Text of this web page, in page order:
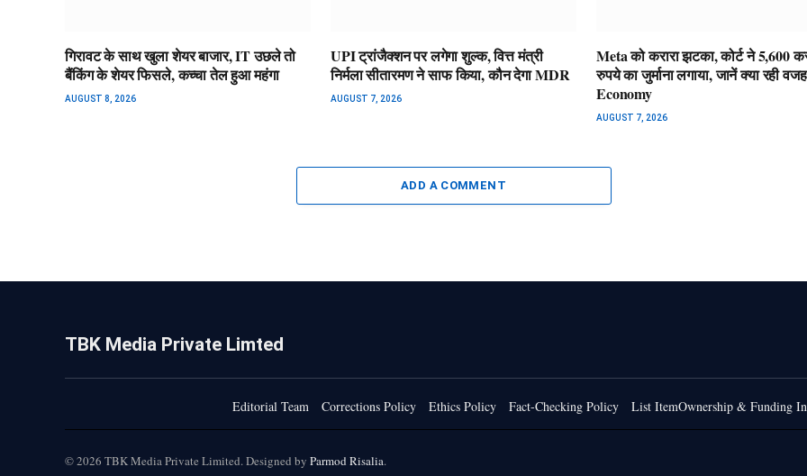
गिरावट के साथ खुला शेयर बाजार, IT उछले तो
बैंकिंग के शेयर फिसले, कच्चा तेल हुआ महंगा
AUGUST 8, 2026
UPI ट्रांजैक्शन पर लगेगा शुल्क, वित्त मंत्री
निर्मला सीतारमण ने साफ किया, कौन देगा MDR
AUGUST 7, 2026
Meta को करारा झटका, कोर्ट ने 5,600
रुपये का जुर्माना लगाया, जानें क्या रही
Economy
AUGUST 7, 2026
ADD A COMMENT
TBK Media Private Limted
Editorial Team Corrections Policy Ethics Policy Fact-Checking Policy List ItemOwnership & Funding
© 2026 TBK Media Private Limited. Designed by Parmod Risalia.